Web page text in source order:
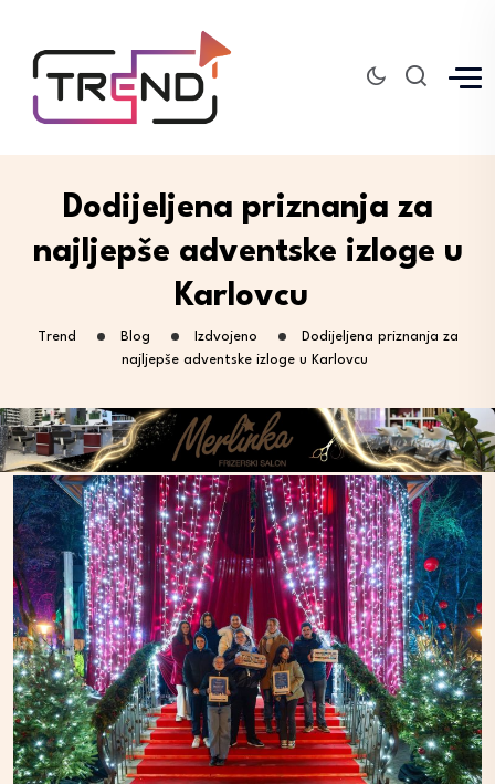
Dodijeljena priznanja za
najljepše adventske izloge u
Karlovcu
Trend Blog Izdvojeno
Dodijeljena priznanja za
najljepše adventske izloge u Karlovcu